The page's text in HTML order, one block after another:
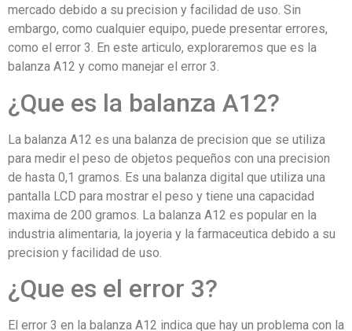
mercado debido a su precision y facilidad de uso. Sin
embargo, como cualquier equipo, puede presentar errores,
como el error 3. En este articulo, exploraremos que es la
balanza A12 y como manejar el error 3.
¿Que es la balanza A12?
La balanza A12 es una balanza de precision que se utiliza
para medir el peso de objetos pequeños con una precision
de hasta 0,1 gramos. Es una balanza digital que utiliza una
pantalla LCD para mostrar el peso y tiene una capacidad
maxima de 200 gramos. La balanza A12 es popular en la
industria alimentaria, la joyeria y la farmaceutica debido a su
precision y facilidad de uso.
¿Que es el error 3?
El error 3 en la balanza A12 indica que hay un problema con la